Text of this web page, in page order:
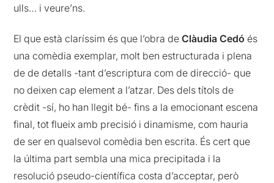
ulls… i veure’ns.
El que està claríssim és que l’obra deClàudia Cedó és
una comèdia exemplar, molt ben estructurada i plena
de de detalls -tant d’escriptura com de direcció- que
no deixen cap element a l’atzar. Des dels títols de
crèdit -sí, ho han llegit bé- fins a la emocionant escena
final, tot flueix amb precisió i dinamisme, com hauria
de ser en qualsevol comèdia ben escrita. És cert que
la última part sembla una mica precipitada i la
resolució pseudo-científica costa d’acceptar, però